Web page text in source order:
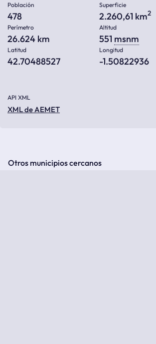
Población
478
Superficie
2.260,61 km2
Perímetro
26.624 km
Altitud
551 msnm
Latitud
42.70488527
Longitud
-1.50822936
API XML
XML de AEMET
Otros municipios cercanos